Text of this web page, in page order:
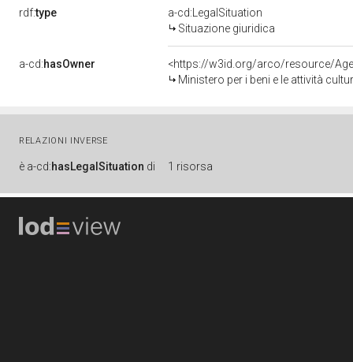
rdf:type
a-cd:LegalSituation
Situazione giuridica
a-cd:hasOwner
<https://w3id.org/arco/resource/
Ministero per i beni e le attività
RELAZIONI INVERSE
è a-cd:hasLegalSituation di 1 risorsa